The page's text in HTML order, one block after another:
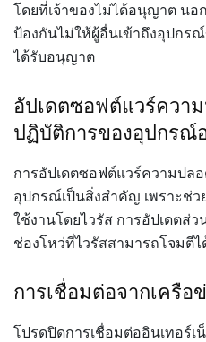
โดยที่เจ้าของไม่ได้อนุญาต นอ
ป้องกันไม่ให้ผู้อื่นเข้าถึงอุปกร
ได้รับอนุญาต
อัปเดตซอฟต์แวร์ควา
ปฏิบัติการของอุปกรณ์
การอัปเดตซอฟต์แวร์ความปล
อุปกรณ์เป็นสิ่งสำคัญ เพราะช่
ใช้งานโดยไวรัส การอัปเดตส่
ช่องโหว่ที่ไวรัสสามารถโจมตีไ
การเชื่อมต่อจากเครือ
โปรดปิดการเชื่อมต่ออินเทอร์